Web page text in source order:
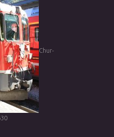
Chur-